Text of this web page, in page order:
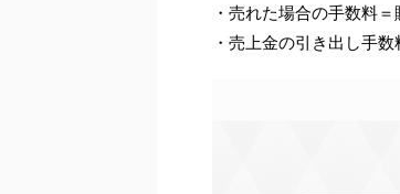
・売れた場合の手数料
・売上金の引き出し手